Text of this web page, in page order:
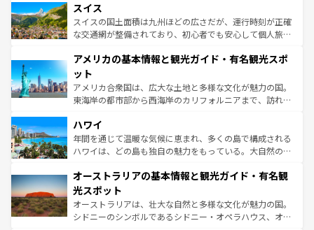
れる地方に足を運ぶとそれぞれで全く異なる文化を体験で
きるだろう。 なお、新着のフランス情報はコンテンツ一覧
を参照してほしい。
は、お酒好きな人にはぜひ体験してほしい。 なお、新着の
ドイツ情報はコンテンツ一覧を参照してほしい。
リアごとに異なる魅力がある。また、優雅なアフタヌーン
ティー、ビール好きにはたまらない英国パブ、サッカー観
戦など、本場だからこそできる体験も豊富。イギリスを旅
ンツ一覧を参照してほしい。
スイス
スイスの国土面積は九州ほどの広さだが、運行時刻が正確
な交通網が整備されており、初心者でも安心して個人旅行
の建物がそのまま残る町や、スイスならではのユニークな
博物館もあり、アルプス観光だけでなく町歩きも満喫する
ことができる。国民の所得が高いため物価も高いが、旅行
者向けの交通パス提供のサービスもあり、うまく活用すれ
着のスイス情報は
アメリカの基本情報と観光ガイド・有名観光スポ
ット
アメリカ合衆国は、広大な土地と多様な文化が魅力の国。
東海岸の都市部から西海岸のカリフォルニアまで、訪れる
のような巨大都市は、観光、ショッピング、エンターテイ
ンメントが詰まった刺激的なスポットだ。一方、アメリカ
西部には大自然が広がり、グランドキャニオンやイエロー
部のニューオーリンズでは、音楽と美食が融合した独特の
文化が魅力。旅行者はアメリカの各地域で異なる魅力を楽
しみながら、その多様性と豊かな歴史を感じることができ
るだろう。車でのロードトリップや列車の旅も、アメリカ
ハワイ
年間を通じて温暖な気候に恵まれ、多くの島で構成される
ハワイは、どの島も独自の魅力をもっている。大自然の神
ワイ島は見逃せない。また、定番の観光地といえばオアフ
島だが、静かな自然を求めるならマウイ島やカウアイ島が
おすすめ。エメラルドグリーンに輝く海をはじめ、豊かな
文化や歴史が息づいている。「アロハスピリット」と呼ば
オーストラリアの基本情報と観光ガイド・有名観
光スポット
オーストラリアは、壮大な自然と多様な文化が魅力の国。
シドニーのシンボルであるシドニー・オペラハウス、オー